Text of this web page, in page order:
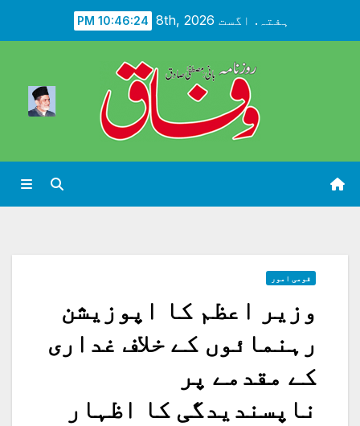
ہفتہ. اگست 8th, 2026 10:46:25 PM
قومی امور
وزیر اعظم کا اپوزیشن
رہنمائوں کے خلاف غداری
کے مقدمے پر
ناپسندیدگی کا اظہار